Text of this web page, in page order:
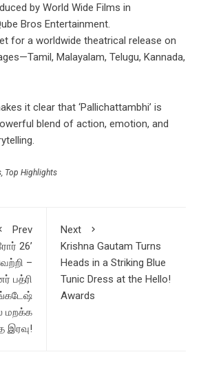
by World Wide Films in
Bros Entertainment.
for a worldwide theatrical release on
Malayalam, Telugu, Kannada,
it clear that ‘Pallichattambhi’ is
blend of action, emotion, and
Top Highlights
Prev
26’
–
பத்ரி
இரவு!
Next
Krishna Gautam Turns
Heads in a Striking Blue
Tunic Dress at the Hello!
Awards